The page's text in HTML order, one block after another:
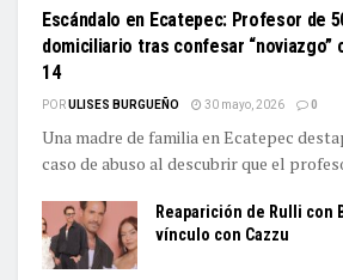
Escándalo en Ecatepec: Profesor de
domiciliario tras confesar “noviazgo”
14
PORULISES BURGUEÑO 30 mayo, 2026 0
Una madre de familia en Ecatepec
caso de abuso al descubrir que el
Reaparición de Rulli con
vínculo con Cazzu